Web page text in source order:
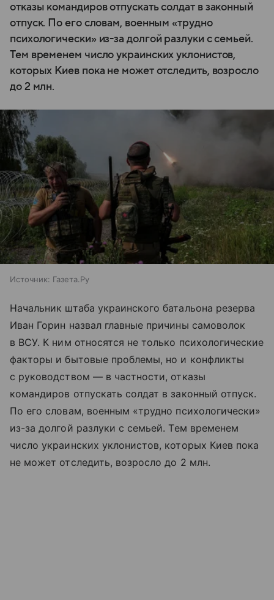
отказы командиров отпускать солдат в законный
отпуск. По его словам, военным «трудно
психологически» из-за долгой разлуки с семьей.
Тем временем число украинских уклонистов,
которых Киев пока не может отследить, возросло
до 2 млн.
Источник: Газета.Ру
Начальник штаба украинского батальона резерва
Иван Горин назвал главные причины самоволок
в ВСУ. К ним относятся не только психологические
факторы и бытовые проблемы, но и конфликты
с руководством — в частности, отказы
командиров отпускать солдат в законный отпуск.
По его словам, военным «трудно психологически»
из-за долгой разлуки с семьей. Тем временем
число украинских уклонистов, которых Киев пока
не может отследить, возросло до 2 млн.